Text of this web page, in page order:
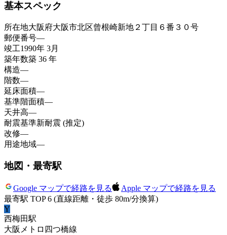
基本スペック
所在地大阪府大阪市北区曾根崎新地２丁目６番３０号
郵便番号—
竣工1990年 3月
築年数築 36 年
構造—
階数—
延床面積—
基準階面積—
天井高—
耐震基準新耐震 (推定)
改修—
用途地域—
地図・最寄駅
Google マップで経路を見る
Apple マップで経路を見る
最寄駅 TOP 6 (直線距離・徒歩 80m/分換算)
Y
西梅田駅
大阪メトロ四つ橋線